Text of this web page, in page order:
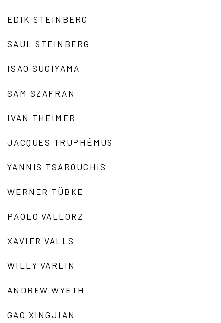
EDIK STEINBERG
SAUL STEINBERG
ISAO SUGIYAMA
SAM SZAFRAN
IVAN THEIMER
JACQUES TRUPHÉMUS
YANNIS TSAROUCHIS
WERNER TÜBKE
PAOLO VALLORZ
XAVIER VALLS
WILLY VARLIN
ANDREW WYETH
GAO XINGJIAN